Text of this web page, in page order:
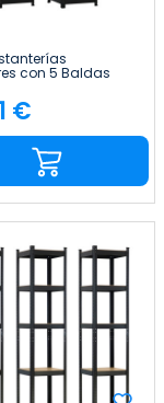
con 5 Baldas
Home
€